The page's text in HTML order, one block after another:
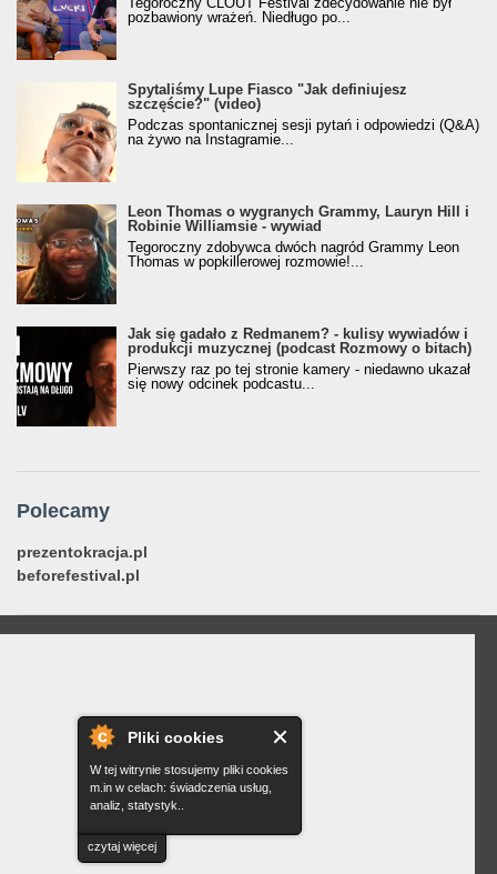
Pliki cookies
W tej witrynie stosujemy pliki cookies
m.in w celach: świadczenia usług,
analiz, statystyk..
czytaj więcej
pozbawiony wrażeń. Niedługo po...
Spytaliśmy Lupe Fiasco "Jak definiujesz
szczęście?" (video)
Podczas spontanicznej sesji pytań i odpowiedzi (Q&A)
na żywo na Instagramie...
Leon Thomas o wygranych Grammy, Lauryn Hill i
Robinie Williamsie - wywiad
Tegoroczny zdobywca dwóch nagród Grammy Leon
Thomas w popkillerowej rozmowie!...
Jak się gadało z Redmanem? - kulisy wywiadów i
produkcji muzycznej (podcast Rozmowy o bitach)
Pierwszy raz po tej stronie kamery - niedawno ukazał
się nowy odcinek podcastu...
Polecamy
prezentokracja.pl
beforefestival.pl